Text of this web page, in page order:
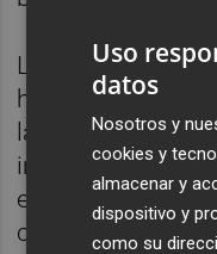
La compañía
hardware
las funciones de
incluidos un
energía en el
carga mural y
Uso
datos
Nosotros y
cookies y
almacenar y
dispositivo y
como su